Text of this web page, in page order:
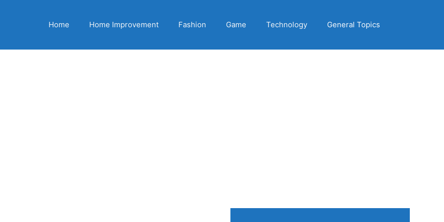
Home Home Improvement Fashion Game Technology General Topics